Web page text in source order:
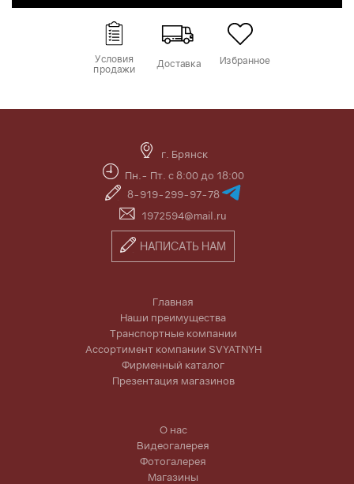
Условия
продажи
Доставка Избранное
г. Брянск
Пн.- Пт. с 8:00 до 18:00
8-919-299-97-78
1972594@mail.ru
НАПИСАТЬ НАМ
Главная
Наши преимущества
Транспортные компании
Ассортимент компании SVYATNYH
Фирменный каталог
Презентация магазинов
О нас
Видеогалерея
Фотогалерея
Магазины